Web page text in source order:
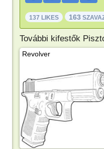
137 LIKES 163
További kifestők
Revolver